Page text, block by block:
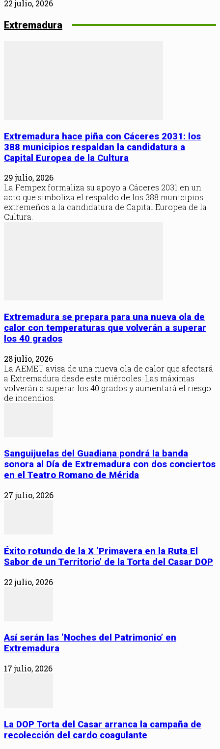
22 julio, 2026
Extremadura
Extremadura hace piña con Cáceres 2031: los
388 municipios respaldan la candidatura a
Capital Europea de la Cultura
29 julio, 2026
La Fempex formaliza su apoyo a Cáceres 2031 en un
acto que simboliza el respaldo de los 388 municipios
extremeños a la candidatura de Capital Europea de la
Cultura.
Extremadura se prepara para una nueva ola de
calor con temperaturas que volverán a superar
los 40 grados
28 julio, 2026
La AEMET avisa de una nueva ola de calor que afectará
a Extremadura desde este miércoles. Las máximas
volverán a superar los 40 grados y aumentará el riesgo
de incendios.
Sanguijuelas del Guadiana pondrá la banda
sonora al Día de Extremadura con dos conciertos
en el Teatro Romano de Mérida
27 julio, 2026
Éxito rotundo de la X ‘Primavera en la Ruta El
Sabor de un Territorio’ de la Torta del Casar DOP
22 julio, 2026
Así serán las ‘Noches del Patrimonio’ en
Extremadura
17 julio, 2026
La DOP Torta del Casar arranca la campaña de
recolección del cardo coagulante